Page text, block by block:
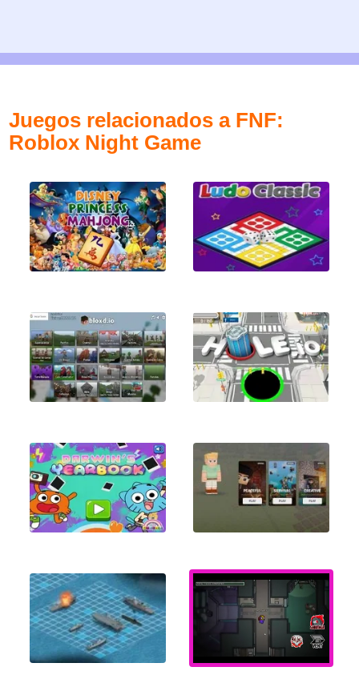
Juegos relacionados a FNF:
Roblox Night Game